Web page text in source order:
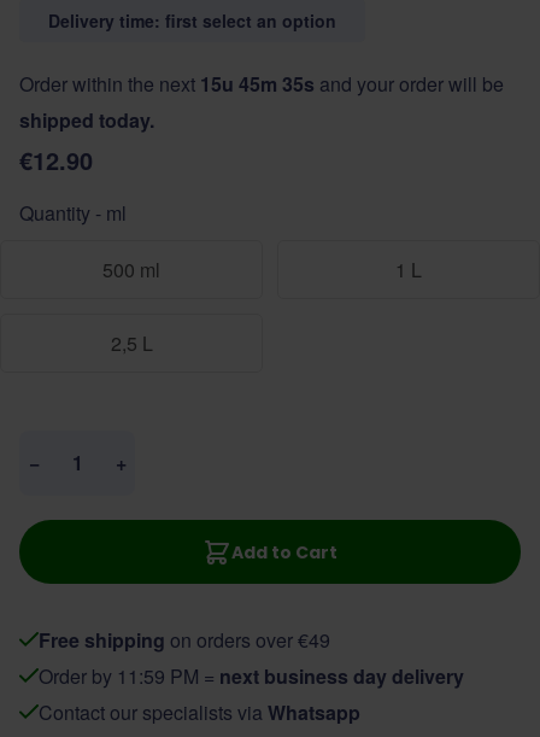
Delivery time: first select an option
Order within the next 15u 45m 35s and your order will be
shipped today.
€12.90
Quantity - ml
500 ml 1 L
2,5 L
− +
Add to Cart
Free shipping on orders over €49
Order by 11:59 PM = next business day delivery
Contact our specialists via Whatsapp